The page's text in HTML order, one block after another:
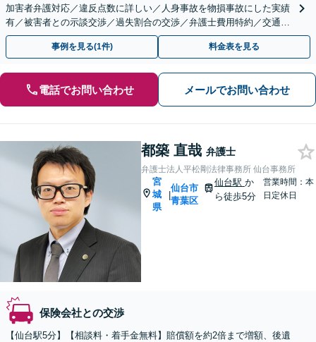
加害者弁護対応／違反点数に詳しい／人身事故を物損事故にした実績
有／被害者との示談交渉／過失割合の交渉／弁護士費用特約／交通事
故を起こしてしまった方／LINE相談可／仙台駅7分
事例を見る(1件) 料金表を見る
電話でお問い合わせ メールでお問い合わせ
都築 直哉 弁護士
弁護士法人平松剛法律事務所 仙台事務所
宮
城
県
|
仙台市
青葉区
仙台駅 か
ら徒歩5分
営業時間：本
日定休日
保険会社との交渉
【仙台駅5分】【相談料・着手金無料】賠償額を約2倍まで増額、後遺